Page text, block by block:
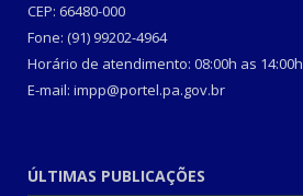
CEP: 66480-000
Fone: (91) 99202-4964
Horário de atendimento: 08:00h as 14:00h
E-mail: impp@portel.pa.gov.br
ÚLTIMAS PUBLICAÇÕES